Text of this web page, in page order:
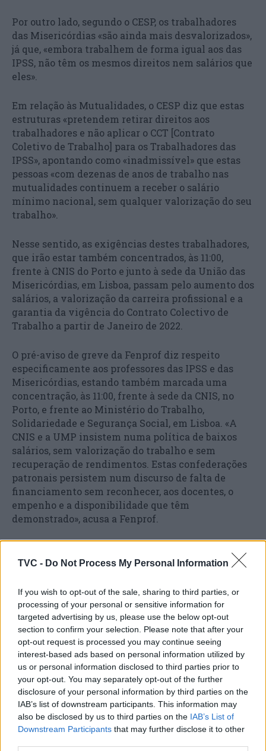
TVC - Do Not Process My Personal Information
If you wish to opt-out of the sale, sharing to third parties, or
processing of your personal or sensitive information for
targeted advertising by us, please use the below opt-out
section to confirm your selection. Please note that after your
opt-out request is processed you may continue seeing
interest-based ads based on personal information utilized by
us or personal information disclosed to third parties prior to
your opt-out. You may separately opt-out of the further
disclosure of your personal information by third parties on the
IAB’s list of downstream participants. This information may
also be disclosed by us to third parties on the IAB’s List of
Downstream Participants that may further disclose it to other
Por outro lado, segundo o CESP, os trabalhadores
das Misericórdias «são ainda mais desvalorizados»,
já que, «embora trabalhem de forma igual aos das
IPSS, não têm os mesmos direitos nem salários que
eles».
Em relação às Mutualidades, o CESP diz que estas
estruturas «pretendem retirar direitos aos
trabalhadores e não aplicar o CCT [Contrato
Coletivo de Trabalho] para os Trabalhadores das
IPSS», apontando como «inadmissível» que estas
pessoas «com dezenas de anos de trabalho nas
mutualidades continuem a receber o salário
mínimo nacional, sem qualquer valorização do seu
trabalho».
Nesse sentido, as exigências destes trabalhadores,
que irão estar também concentrados, às 11:00,
frente à CNIS do Porto e junto à sede da União das
Misericórdias, em Lisboa, passam pelo aumento dos
salários, a valorização da carreira profissional e a
garantia da vigência do Contrato Colectivo de
Trabalho a partir de Janeiro de 2022.
O pré-aviso de greve da Fenprof diz respeito
especificamente aos professores das IPSS e das
Misericórdias, estando também marcada uma
concentração, às 11:00, frente à sede da CNIS, no
Porto, e frente ao Ministério do Trabalho,
Solidariedade e Segurança Social, em Lisboa. «A
CNIS e a UMP insistem numa política de baixos
salários, sem valorização do trabalho e sem
recuperação de rendimentos. Estas confederações
patronais persistem num discurso de falta de
financiamento sem reconhecer, aos docentes, o
empenho e a disponibilidade que têm
demonstrado», acusa a Fenprof.
reivindicações destes docentes são pela
efeitos a Janeiro e pelo desbloqueamento da
progressão da carreira para os educadores em
creche.
Artigo anterior Próximo artigo